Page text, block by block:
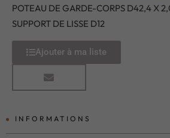
POTEAU DE GARDE-CORPS D42,4 X
SUPPORT DE LISSE D12
Ajouter à ma liste
INFORMATIONS